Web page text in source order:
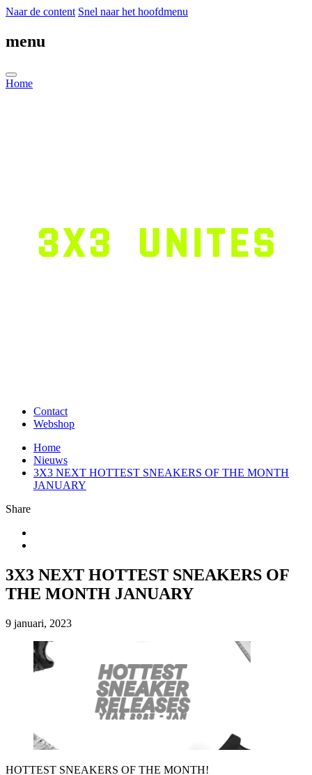
Naar de content Snel naar het hoofdmenu
menu
Home
Contact
Webshop
Home
Nieuws
3X3 NEXT HOTTEST SNEAKERS OF THE MONTH
JANUARY
Share
3X3 NEXT HOTTEST SNEAKERS OF
THE MONTH JANUARY
9 januari, 2023
HOTTEST SNEAKERS OF THE MONTH!